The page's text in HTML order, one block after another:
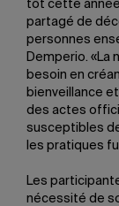
tôt cette
partagé de
personnes
Demperio. «La
besoin en
bienveillance
des actes
susceptibles
les pratiques
Les
nécessité de